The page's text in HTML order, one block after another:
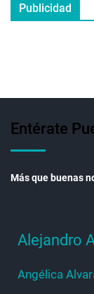
Publicidad
Entérate
Más que buenas
Alejandro
Angélica